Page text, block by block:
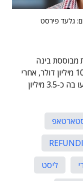
מבוססת בינה
בסבב ראשון 10 מיליון דולר, אחרי
שבעת הקמתה בשנת 2014 היזמים השקיעו בה כ-3.5 מיליון
ליסט